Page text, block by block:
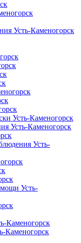
Усть-Каменогорск
Усть-Каменогорск
Усть-Каменогорск
Усть-
Усть-
Каменогорск
Каменогорск